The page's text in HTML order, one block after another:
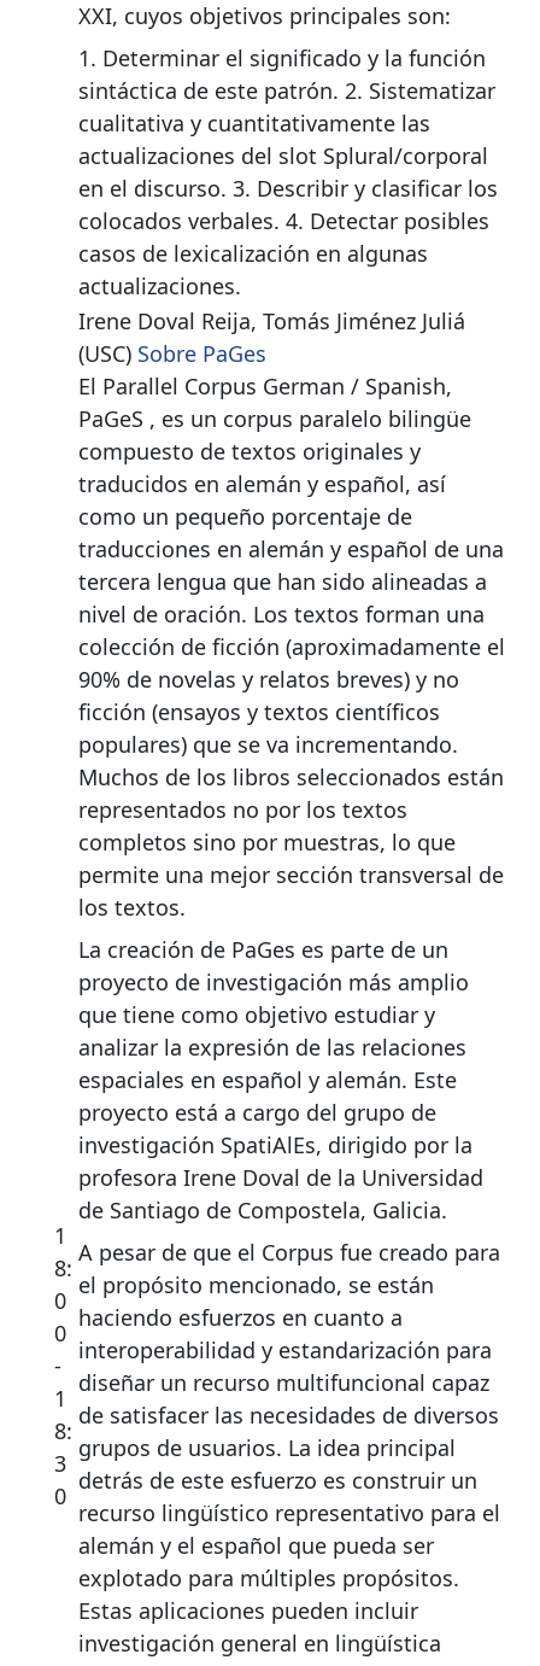
XXI, cuyos objetivos principales son:
1. Determinar el significado y la función
sintáctica de este patrón. 2. Sistematizar
cualitativa y cuantitativamente las
actualizaciones del slot Splural/corporal
en el discurso. 3. Describir y clasificar los
colocados verbales. 4. Detectar posibles
casos de lexicalización en algunas
actualizaciones.
1
8:
0
0
-
1
8:
3
0
Irene Doval Reija, Tomás Jiménez Juliá
(USC) Sobre PaGes
El Parallel Corpus German / Spanish,
PaGeS , es un corpus paralelo bilingüe
compuesto de textos originales y
traducidos en alemán y español, así
como un pequeño porcentaje de
traducciones en alemán y español de una
tercera lengua que han sido alineadas a
nivel de oración. Los textos forman una
colección de ficción (aproximadamente el
90% de novelas y relatos breves) y no
ficción (ensayos y textos científicos
populares) que se va incrementando.
Muchos de los libros seleccionados están
representados no por los textos
completos sino por muestras, lo que
permite una mejor sección transversal de
los textos.
La creación de PaGes es parte de un
proyecto de investigación más amplio
que tiene como objetivo estudiar y
analizar la expresión de las relaciones
espaciales en español y alemán. Este
proyecto está a cargo del grupo de
investigación SpatiAlEs, dirigido por la
profesora Irene Doval de la Universidad
de Santiago de Compostela, Galicia.
A pesar de que el Corpus fue creado para
el propósito mencionado, se están
haciendo esfuerzos en cuanto a
interoperabilidad y estandarización para
diseñar un recurso multifuncional capaz
de satisfacer las necesidades de diversos
grupos de usuarios. La idea principal
detrás de este esfuerzo es construir un
recurso lingüístico representativo para el
alemán y el español que pueda ser
explotado para múltiples propósitos.
Estas aplicaciones pueden incluir
investigación general en lingüística